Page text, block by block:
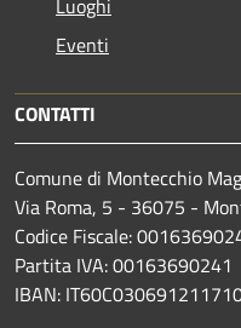
Luoghi
Eventi
CONTATTI
Comune di Montecchio
Via Roma, 5 - 36075 -
Codice Fiscale:
Partita IVA: 00163690241
IBAN: